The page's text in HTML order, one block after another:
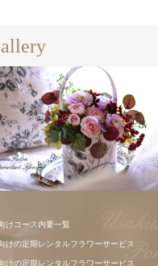
けコース内要一覧
けの定期レンタルフラワーサービス
けの定期レンタルフラワーサービス